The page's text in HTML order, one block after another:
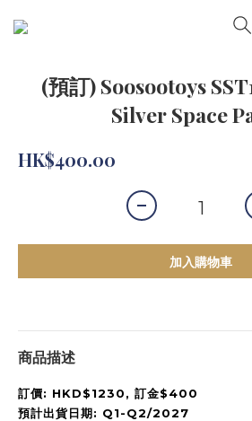
(預訂) Soosootoys
Silver Space
HK$400.00
加入購物車
商品描述
訂價: HKD$1230, 訂金$400
預計出貨日期: Q1-Q2/2027